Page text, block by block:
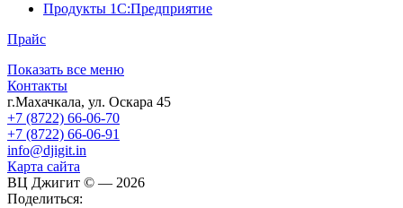
Продукты 1С:Предприятие
Прайс
Показать все меню
Контакты
г.Махачкала, ул. Оскара 45
+7 (8722) 66-06-70
+7 (8722) 66-06-91
info@djigit.in
Карта сайта
ВЦ Джигит © — 2026
Поделиться: